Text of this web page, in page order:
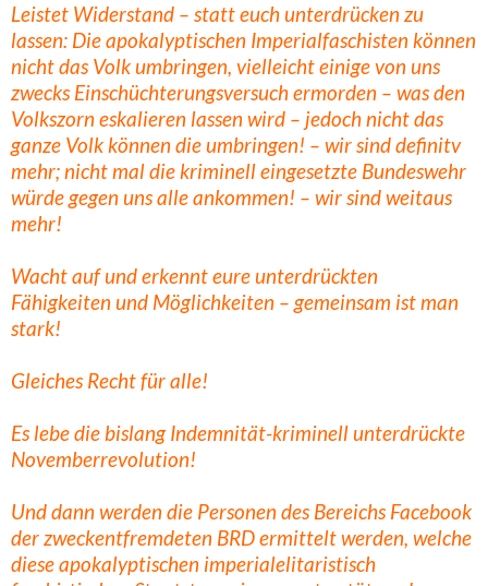
Leistet Widerstand – statt euch unterdrücken zu
lassen: Die apokalyptischen Imperialfaschisten können
nicht das Volk umbringen, vielleicht einige von uns
zwecks Einschüchterungsversuch ermorden – was den
Volkszorn eskalieren lassen wird – jedoch nicht das
ganze Volk können die umbringen! – wir sind definitv
mehr; nicht mal die kriminell eingesetzte Bundeswehr
würde gegen uns alle ankommen! – wir sind weitaus
mehr!
Wacht auf und erkennt eure unterdrückten
Fähigkeiten und Möglichkeiten – gemeinsam ist man
stark!
Gleiches Recht für alle!
Es lebe die bislang Indemnität-kriminell unterdrückte
Novemberrevolution!
Und dann werden die Personen des Bereichs Facebook
der zweckentfremdeten BRD ermittelt werden, welche
diese apokalyptischen imperialelitaristisch